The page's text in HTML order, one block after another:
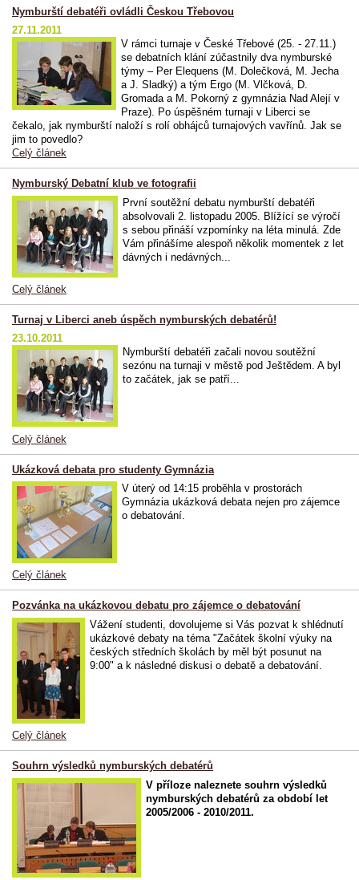
Nymburští debatéři ovládli Českou Třebovou
27.11.2011
V rámci turnaje v České Třebové (25. - 27.11.)
se debatních klání zúčastnily dva nymburské
týmy – Per Elequens (M. Dolečková, M. Jecha
a J. Sladký) a tým Ergo (M. Vlčková, D.
Gromada a M. Pokorný z gymnázia Nad Alejí v
Praze). Po úspěšném turnaji v Liberci se
čekalo, jak nymburští naloží s rolí obhájců turnajových vavřínů. Jak se
jim to povedlo?
Celý článek
Nymburský Debatní klub ve fotografii
První soutěžní debatu nymburští debatéři
absolvovali 2. listopadu 2005. Blížící se výročí
s sebou přináší vzpomínky na léta minulá. Zde
Vám přinášíme alespoň několik momentek z let
dávných i nedávných...
Celý článek
Turnaj v Liberci aneb úspěch nymburských debatérů!
23.10.2011
Nymburští debatéři začali novou soutěžní
sezónu na turnaji v městě pod Ještědem. A byl
to začátek, jak se patří...
Celý článek
Ukázková debata pro studenty Gymnázia
V úterý od 14:15 proběhla v prostorách
Gymnázia ukázková debata nejen pro zájemce
o debatování.
Celý článek
Pozvánka na ukázkovou debatu pro zájemce o debatování
Vážení studenti, dovolujeme si Vás pozvat k shlédnutí
ukázkové debaty na téma "Začátek školní výuky na
českých středních školách by měl být posunut na
9:00" a k následné diskusi o debatě a debatování.
Celý článek
Souhrn výsledků nymburských debatérů
V příloze naleznete souhrn výsledků
nymburských debatérů za období let
2005/2006 - 2010/2011.